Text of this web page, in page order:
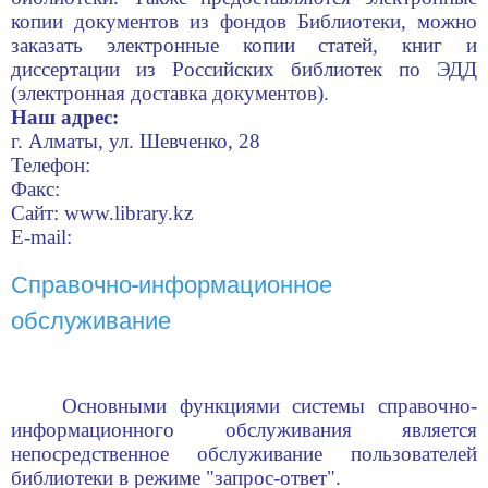
копии документов из фондов Библиотеки, можно
заказать электронные копии статей, книг и
диссертации из Российских библиотек по ЭДД
(электронная доставка документов).
Наш адрес:
г. Алматы, ул. Шевченко, 28
Телефон:
Факс:
Сайт: www.library.kz
E-mail:
Справочно-информационное
обслуживание
Основными функциями системы справочно-
информационного обслуживания является
непосредственное обслуживание пользователей
библиотеки в режиме "запрос-ответ".